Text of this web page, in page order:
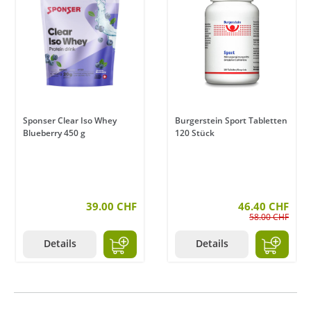
Sponser Clear Iso Whey
Blueberry 450 g
39.00 CHF
Details
Burgerstein Sport Tabletten
120 Stück
46.40 CHF
58.00 CHF
Details